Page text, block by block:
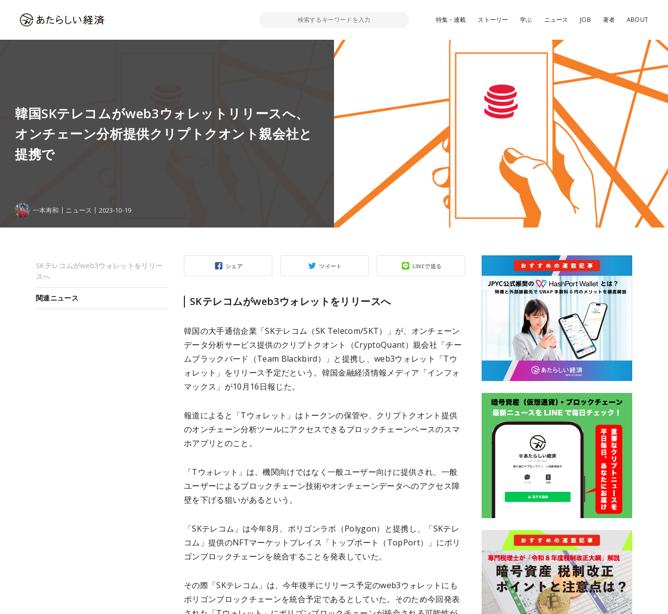
特集・連載 ストーリー 学ぶ ニュース JOB 著者 ABOUT
韓国SKテレコムがweb3ウォレットリリースへ、
オンチェーン分析提供クリプトクオント親会社と
提携で
一本寿和 ニュース 2023-10-19
シェア ツイート LINEで送る
SKテレコムがweb3ウォレットをリリースへ
韓国の大手通信企業「SKテレコム（SK Telecom/SKT）」が、オンチェーン
データ分析サービス提供のクリプトクオント（CryptoQuant）親会社「チー
ムブラックバード（Team Blackbird）」と提携し、web3ウォレット「Tウ
ォレット」をリリース予定だという。韓国金融経済情報メディア「インフォ
マックス」が10月16日報じた。
報道によると「Tウォレット」はトークンの保管や、クリプトクオント提供
のオンチェーン分析ツールにアクセスできるブロックチェーンベースのスマ
ホアプリとのこと。
「Tウォレット」は、機関向けではなく一般ユーザー向けに提供され、一般
ユーザーによるブロックチェーン技術やオンチェーンデータへのアクセス障
壁を下げる狙いがあるという。
「SKテレコム」は今年8月、ポリゴンラボ（Polygon）と提携し、「SKテレ
コム」提供のNFTマーケットプレイス「トップポート（TopPort）」にポリ
ゴンブロックチェーンを統合することを発表していた。
その際「SKテレコム」は、今年後半にリリース予定のweb3ウォレットにも
ポリゴンブロックチェーンを統合予定であるとしていた。そのため今回発表
SKテレコムがweb3ウォレットをリリー
スへ
関連ニュース